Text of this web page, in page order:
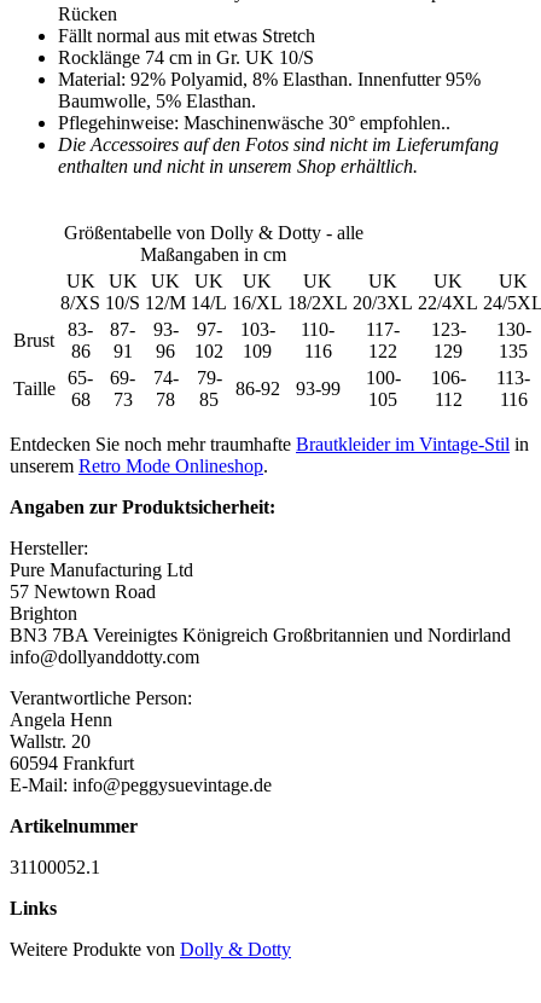
Rücken
Fällt normal aus mit etwas Stretch
Rocklänge 74 cm in Gr. UK 10/S
Material: 92% Polyamid, 8% Elasthan. Innenfutter 95%
Baumwolle, 5% Elasthan.
Pflegehinweise: Maschinenwäsche 30° empfohlen..
Die Accessoires auf den Fotos sind nicht im Lieferumfang
enthalten und nicht in unserem Shop erhältlich.
Größentabelle von Dolly & Dotty - alle
Maßangaben in cm
UK
8/XS
UK
10/S
UK
12/M
UK
14/L
UK
16/XL
UK
18/2XL
UK
20/3XL
UK
22/4XL
UK
24/
Brust
83-
86
87-
91
93-
96
97-
102
103-
109
110-
116
117-
122
123-
129
130-
135
Taille
65-
68
69-
73
74-
78
79-
85
86-92 93-99
100-
105
106-
112
113-
116
Entdecken Sie noch mehr traumhafte Brautkleider im Vintage-Stil in
unserem Retro Mode Onlineshop.
Angaben zur Produktsicherheit:
Hersteller:
Pure Manufacturing Ltd
57 Newtown Road
Brighton
BN3 7BA Vereinigtes Königreich Großbritannien und Nordirland
info@dollyanddotty.com
Verantwortliche Person:
Angela Henn
Wallstr. 20
60594 Frankfurt
E-Mail: info@peggysuevintage.de
Artikelnummer
31100052.1
Links
Weitere Produkte von Dolly & Dotty